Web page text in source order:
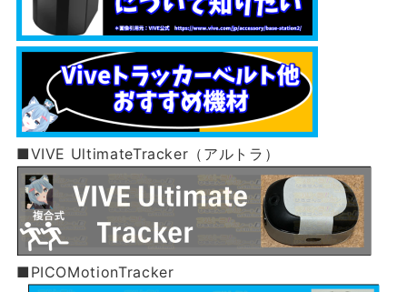
■VIVE UltimateTracker（アルトラ）
■PICOMotionTracker